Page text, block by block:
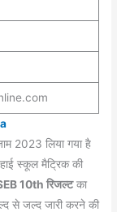
2023 लिया गया है
स्कूल मैट्रिक की
10th रिजल्टका
से जल्द जारी करने की